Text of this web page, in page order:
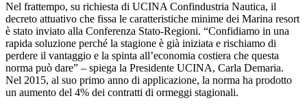
Nel frattempo, su richiesta di UCINA Confindustria Nautica, il
decreto attuativo che fissa le caratteristiche minime dei Marina resort
è stato inviato alla Conferenza Stato-Regioni. “Confidiamo in una
rapida soluzione perché la stagione è già iniziata e rischiamo di
perdere il vantaggio e la spinta all’economia costiera che questa
norma può dare” – spiega la Presidente UCINA, Carla Demaria.
Nel 2015, al suo primo anno di applicazione, la norma ha prodotto
un aumento del 4% dei contratti di ormeggi stagionali.